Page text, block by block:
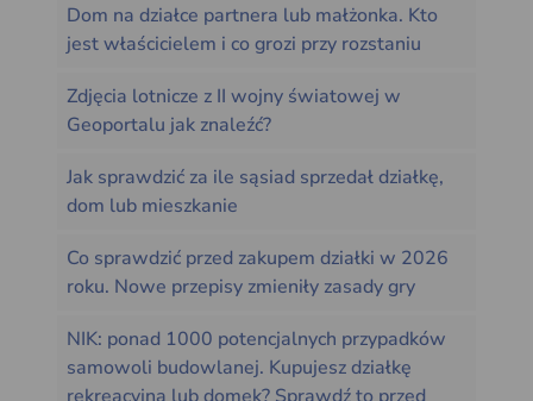
Dom na działce partnera lub małżonka. Kto
jest właścicielem i co grozi przy rozstaniu
Zdjęcia lotnicze z II wojny światowej w
Geoportalu jak znaleźć?
Jak sprawdzić za ile sąsiad sprzedał działkę,
dom lub mieszkanie
Co sprawdzić przed zakupem działki w 2026
roku. Nowe przepisy zmieniły zasady gry
NIK: ponad 1000 potencjalnych przypadków
samowoli budowlanej. Kupujesz działkę
rekreacyjną lub domek? Sprawdź to przed